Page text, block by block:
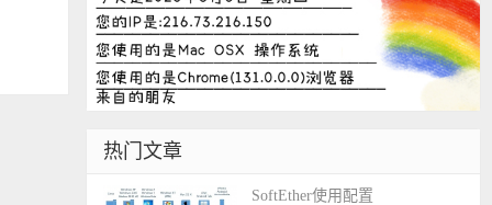
热门文章
SoftEther使用配置